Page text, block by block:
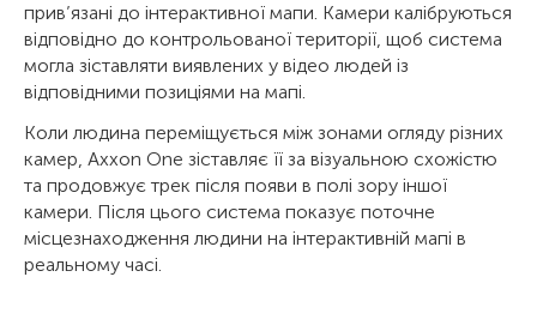
прив’язані до інтерактивної мапи. Камери калібруються
відповідно до контрольованої території, щоб система
могла зіставляти виявлених у відео людей із
відповідними позиціями на мапі.
Коли людина переміщується між зонами огляду різних
камер, Axxon One зіставляє її за візуальною схожістю
та продовжує трек після появи в полі зору іншої
камери. Після цього система показує поточне
місцезнаходження людини на інтерактивній мапі в
реальному часі.